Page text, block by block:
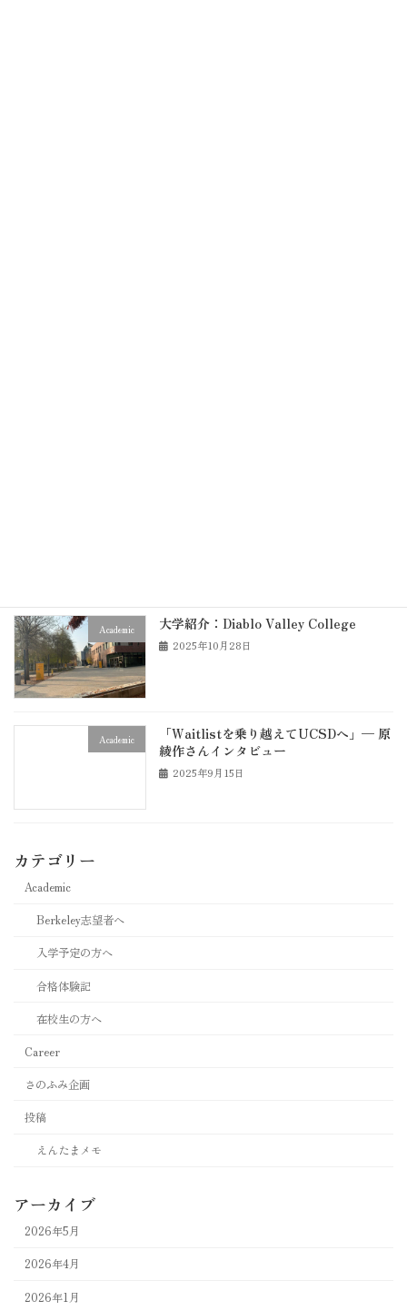
Academic 大学紹介：Diablo Valley College
2025年10月28日
Academic
「Waitlistを乗り越えてUCSDへ」— 原
綾作さんインタビュー
2025年9月15日
カテゴリー
Academic
Berkeley志望者へ
入学予定の方へ
合格体験記
在校生の方へ
Career
さのふみ企画
投稿
えんたまメモ
アーカイブ
2026年5月
2026年4月
2026年1月